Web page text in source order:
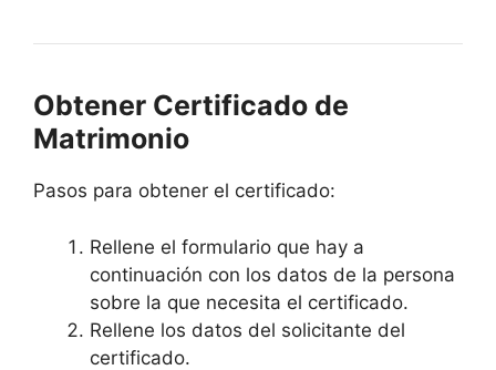
Obtener Certificado de
Matrimonio
Pasos para obtener el certificado:
Rellene el formulario que hay a
continuación con los datos de la persona
sobre la que necesita el certificado.
Rellene los datos del solicitante del
certificado.